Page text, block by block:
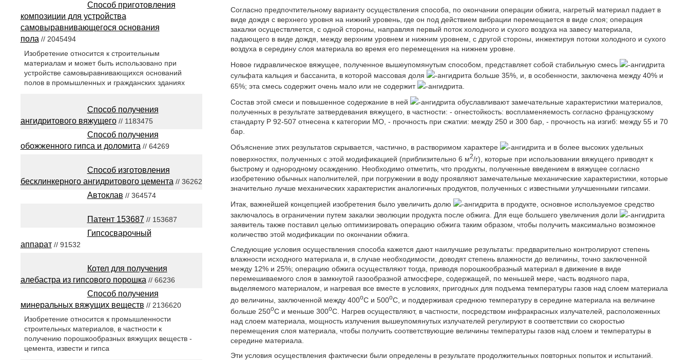
Согласно предпочтительному варианту осуществления способа, по окончании операции обжига, нагретый материал падает в
виде дождя с верхнего уровня на нижний уровень, где он под действием вибрации перемещается в виде слоя; операция
закалки осуществляется, с одной стороны, направляя первый поток холодного и сухого воздуха на завесу материала,
падающего в виде дождя, между верхним уровнем и нижним уровнем, с другой стороны, инжектируя потоки холодного и сухого
воздуха в середину слоя материала во время его перемещения на нижнем уровне.
Новое гидравлическое вяжущее, полученное вышеупомянутым способом, представляет собой стабильную смесь
-ангидрита
сульфата кальция и бассанита, в которой массовая доля
-ангидрита больше 35%, и, в особенности, заключена между 40% и
65%; эта смесь содержит очень мало или не содержит
-ангидрита.
Состав этой смеси и повышенное содержание в ней
-ангидрита обуславливают замечательные характеристики материалов,
полученных в результате затвердевания вяжущего, в частности: - огнестойкость: воспламеняемость согласно французскому
стандарту Р 92-507 отнесена к категории МО, - прочность при сжатии: между 250 и 300 бар, - прочность на изгиб: между 55 и 70
бар.
Объяснение этих результатов скрывается, частично, в растворимом характере
-ангидрита и в более высоких удельных
поверхностях, полученных с этой модификацией (приблизительно 6 м2/г), которые при использовании вяжущего приводят к
быстрому и однородному осаждению. Необходимо отметить, что продукты, полученные введением в вяжущее согласно
изобретению обычных наполнителей, при погружении в воду проявляют замечательные механические характеристики, которые
значительно лучше механических характеристик аналогичных продуктов, полученных с известными улучшенными гипсами.
Итак, важнейшей концепцией изобретения было увеличить долю
-ангидрита в продукте, основное используемое средство
заключалось в ограничении путем закалки эволюции продукта после обжига. Для еще большего увеличения доли
-ангидрита
заявитель также поставил целью оптимизировать операцию обжига таким образом, чтобы получить максимально возможное
количество этой модификации по окончании обжига.
Следующие условия осуществления способа кажется дают наилучшие результаты: предварительно контролируют степень
влажности исходного материала и, в случае необходимости, доводят степень влажности до величины, точно заключенной
между 12% и 25%; операцию обжига осуществляют тогда, приводя порошкообразный материал в движение в виде
перемешиваемого слоя в замкнутой газообразной атмосфере, содержащей, по меньшей мере, часть водяного пара,
выделяемого материалом, и нагревая все вместе в условиях, пригодных для подъема температуры газов над слоем материала
до величины, заключенной между 400oC и 500oC, и поддерживая среднюю температуру в середине материала на величине
больше 250oC и меньше 300oC. Нагрев осуществляют, в частности, посредством инфракрасных излучателей, расположенных
над слоем материала, мощность излучения вышеупомянутых излучателей регулируют в соответствии со скоростью
перемещения слоя материала, чтобы получить соответствующие величины температуры газов над слоем и температуры в
середине материала.
Эти условия осуществления фактически были определены в результате продолжительных повторных попыток и испытаний.
Способ приготовления
композиции для устройства
самовыравнивающегося основания
пола// 2045494
Изобретение относится к строительным
материалам и может быть использовано при
устройстве самовыравнивающихся оснований
полов в промышленных и гражданских зданиях
Способ получения
ангидритового вяжущего// 1183475
Способ получения
обожженного гипса и доломита // 64269
Способ изготовления
бесклинкерного ангидритового цемента // 36262
Автоклав // 364574
Патент 153687 // 153687
Гипсосварочный
аппарат// 91532
Котел для получения
алебастра из гипсового порошка // 66236
Способ получения
минеральных вяжущих веществ // 2136620
Изобретение относится к промышленности
строительных материалов, в частности к
получению порошкообразных вяжущих веществ -
цемента, извести и гипса